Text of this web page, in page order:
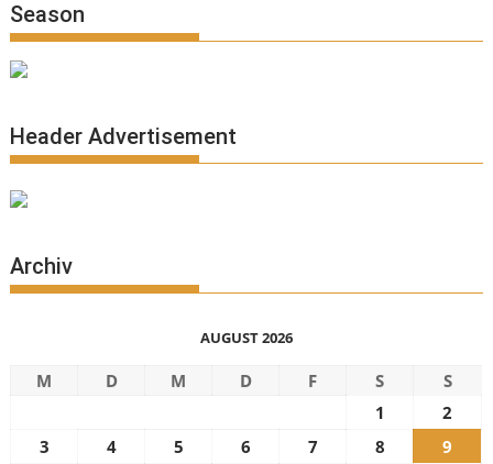
Season
Header Advertisement
Archiv
AUGUST 2026
M D M D F S
S
1
2
3
4 5 6 7 8
9